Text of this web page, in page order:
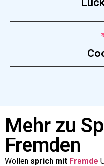
Mehr zu
Fremden
Wollen sprich mit Fremde